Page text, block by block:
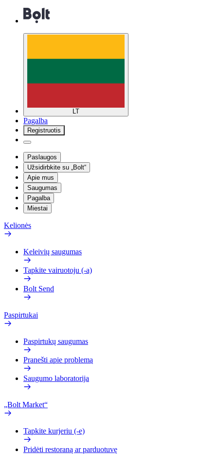
LT
Pagalba
Registruotis
Paslaugos
Užsidirbkite su „Bolt“
Apie mus
Saugumas
Pagalba
Miestai
Kelionės
Keleivių saugumas
Tapkite vairuotoju (-a)
Bolt Send
Paspirtukai
Paspirtukų saugumas
Pranešti apie problemą
Saugumo laboratorija
„Bolt Market“
Tapkite kurjeriu (-e)
Pridėti restoraną ar parduotuvę